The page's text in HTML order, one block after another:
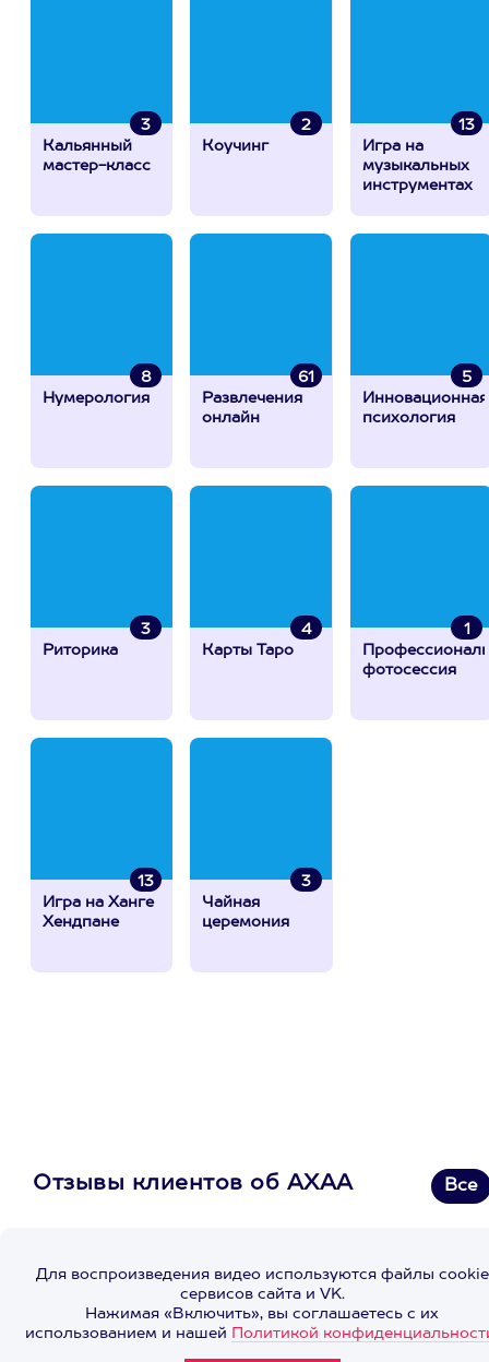
3
Кальянный
мастер-класс
2
Коучинг
13
Игра на
музыкальных
инструментах
8
Нумерология
61
Развлечения
онлайн
5
Инновационная
психология
3
Риторика
4
Карты Таро
1
фотосессия
13
Игра на Ханге
Хендпане
3
Чайная
церемония
Отзывы клиентов об АХАА Все
Для воспроизведения видео используются файлы cookie
сервисов сайта и VK.
Нажимая «Включить», вы соглашаетесь с их
использованием и нашей Политикой